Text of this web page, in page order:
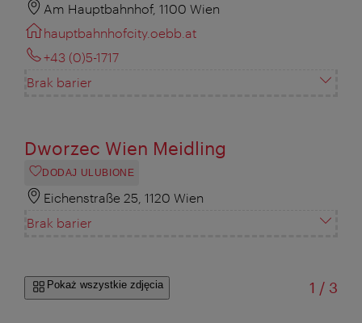
Am Hauptbahnhof, 1100 Wien
hauptbahnhofcity.oebb.at
+43 (0)5-1717
Brak barier
Dworzec Wien Meidling
DODAJ ULUBIONE
Eichenstraße 25, 1120 Wien
Brak barier
Pokaż wszystkie zdjęcia 1 /od
3